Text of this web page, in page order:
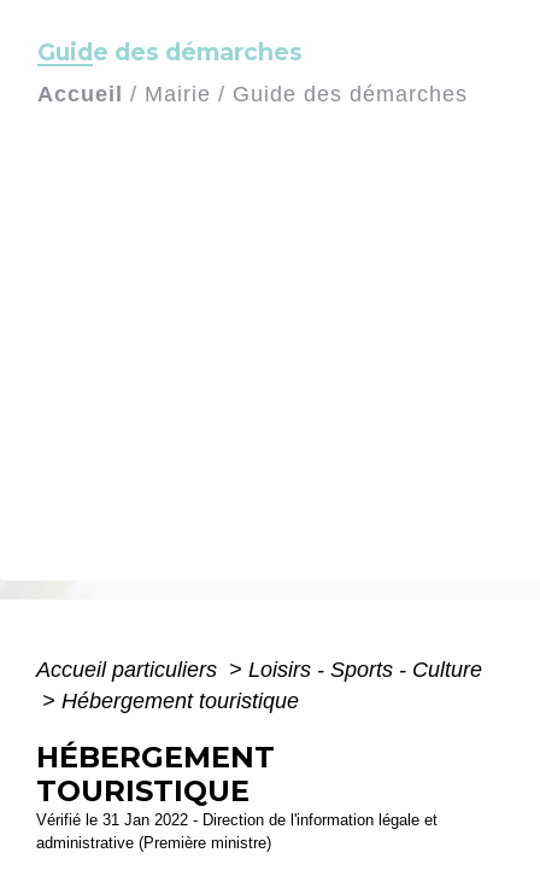
Guide des démarches
Accueil / Mairie / Guide des démarches
Accueil particuliers > Loisirs - Sports - Culture
> Hébergement touristique
HÉBERGEMENT
TOURISTIQUE
Vérifié le 31 Jan 2022 - Direction de l'information légale et
administrative (Première ministre)